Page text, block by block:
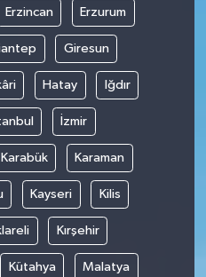
Erzincan Erzurum
Giresun
Hatay Iğdır
İzmir
Karabük Karaman
Kayseri Kilis
Kırşehir
Kütahya Malatya